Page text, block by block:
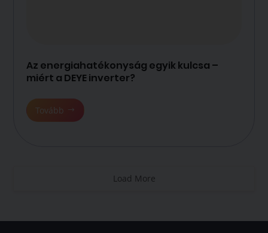
Az energiahatékonyság egyik kulcsa –
miért a DEYE inverter?
Tovább
Load More